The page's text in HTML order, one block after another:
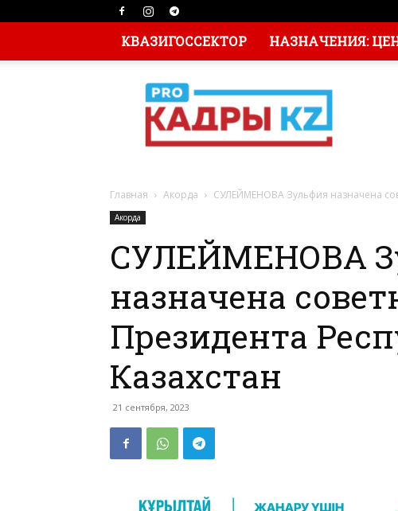
КВАЗИГОССЕКТОР НАЗНАЧЕНИЯ:
Главная Акорда СУЛЕЙМЕНОВА Зульфия назначена
Акорда
СУЛЕЙМЕНОВА
назначена
Президента
Казахстан
21 сентября, 2023